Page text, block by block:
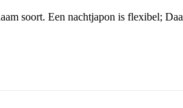
soort. Een nachtjapon is flexibel;